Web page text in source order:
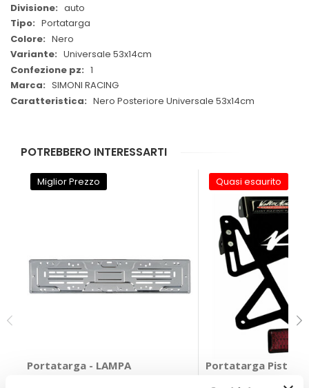
auto
Portatarga
Nero
Universale 53x14cm
1
SIMONI RACING
Nero Posteriore Universale 53x14cm
POTREBBERO INTERESSARTI
Miglior Prezzo
Portatarga - LAMPA
Quasi esaurito
Portatarga Pista -